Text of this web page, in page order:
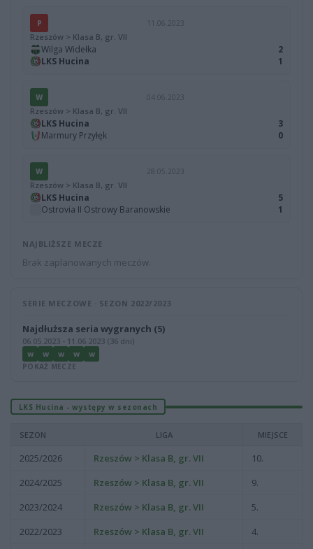
P 11.06.2023
Rzeszów > Klasa B, gr. VII
Wilga Widełka
2
LKS Hucina
1
W 04.06.2023
Rzeszów > Klasa B, gr. VII
LKS Hucina
3
Marmury Przyłęk
0
W 28.05.2023
Rzeszów > Klasa B, gr. VII
LKS Hucina
5
Ostrovia II Ostrowy Baranowskie
1
NAJBLIŻSZE MECZE
Brak zaplanowanych meczów.
SERIE MECZOWE · SEZON 2022/2023
Najdłuższa seria wygranych (5)
06.05.2023 - 11.06.2023 (36 dni)
W W W W W
POKAŻ MECZE
LKS Hucina - występy w sezonach
SEZON LIGA MIEJSCE
2025/2026 Rzeszów > Klasa B, gr. VII
10.
2024/2025
Rzeszów > Klasa B, gr. VII
9.
2023/2024
Rzeszów > Klasa B, gr. VII
5.
2022/2023
Rzeszów > Klasa B, gr. VII 4.